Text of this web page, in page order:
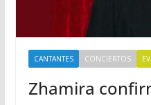
CANTANTES CONCIERTOS
Zhamira